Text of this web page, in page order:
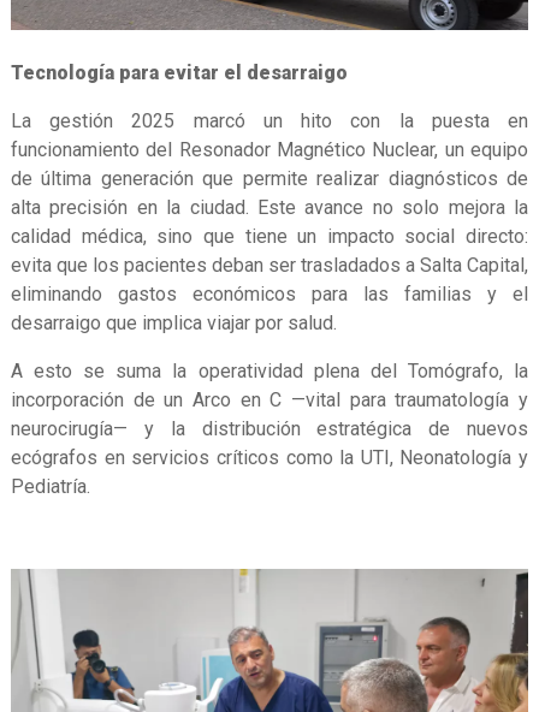
Tecnología para evitar el desarraigo
La gestión 2025 marcó un hito con la puesta en
funcionamiento del Resonador Magnético Nuclear, un equipo
de última generación que permite realizar diagnósticos de
alta precisión en la ciudad. Este avance no solo mejora la
calidad médica, sino que tiene un impacto social directo:
evita que los pacientes deban ser trasladados a Salta Capital,
eliminando gastos económicos para las familias y el
desarraigo que implica viajar por salud.
A esto se suma la operatividad plena del Tomógrafo, la
incorporación de un Arco en C —vital para traumatología y
neurocirugía— y la distribución estratégica de nuevos
ecógrafos en servicios críticos como la UTI, Neonatología y
Pediatría.